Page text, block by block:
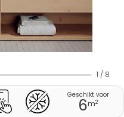
1 / 8
Geschikt voor
6m2